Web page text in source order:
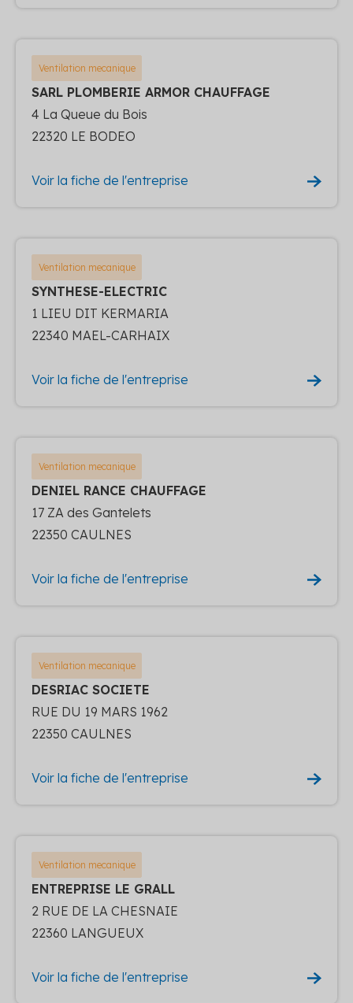
Ventilation mecanique
SARL PLOMBERIE ARMOR CHAUFFAGE
4 La Queue du Bois
22320 LE BODEO
Voir la fiche de l'entreprise
Ventilation mecanique
SYNTHESE-ELECTRIC
1 LIEU DIT KERMARIA
22340 MAEL-CARHAIX
Voir la fiche de l'entreprise
Ventilation mecanique
DENIEL RANCE CHAUFFAGE
17 ZA des Gantelets
22350 CAULNES
Voir la fiche de l'entreprise
Ventilation mecanique
DESRIAC SOCIETE
RUE DU 19 MARS 1962
22350 CAULNES
Voir la fiche de l'entreprise
Ventilation mecanique
ENTREPRISE LE GRALL
2 RUE DE LA CHESNAIE
22360 LANGUEUX
Voir la fiche de l'entreprise